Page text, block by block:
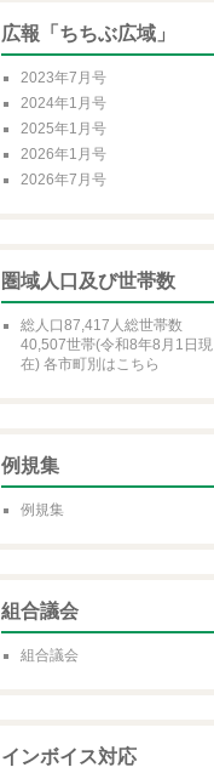
広報「ちちぶ広域」
2023年7月号
2024年1月号
2025年1月号
2026年1月号
2026年7月号
圏域人口及び世帯数
総人口87,417人総世帯数
40,507世帯(令和8年8月1日現
在) 各市町別はこちら
例規集
例規集
組合議会
組合議会
インボイス対応